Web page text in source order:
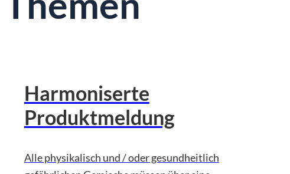
Harmoniserte
Produktmeldung
Alle physikalisch und / oder gesundheitlich